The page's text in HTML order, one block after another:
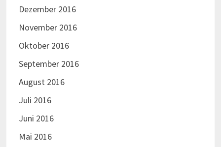
Dezember 2016
November 2016
Oktober 2016
September 2016
August 2016
Juli 2016
Juni 2016
Mai 2016